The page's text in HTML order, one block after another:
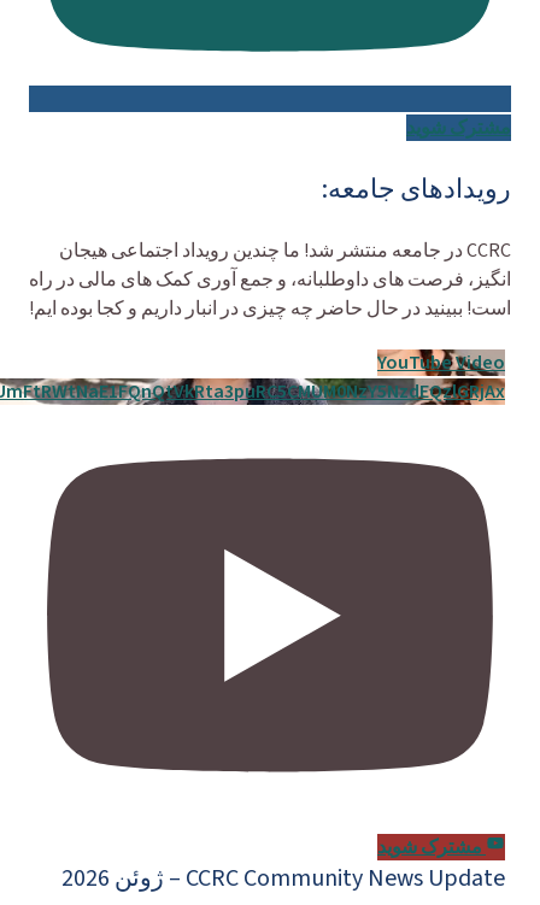
مشترک شوید
رویدادهای جامعه:
CCRC در جامعه منتشر شد! ما چندین رویداد اجتماعی هیجان
انگیز، فرصت های داوطلبانه، و جمع آوری کمک های مالی در راه
است! ببینید در حال حاضر چه چیزی در انبار داریم و کجا بوده ایم!
YouTube Video
مشترک شوید
CCRC Community News Update – ژوئن 2026